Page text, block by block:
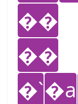
��
��
�`�a